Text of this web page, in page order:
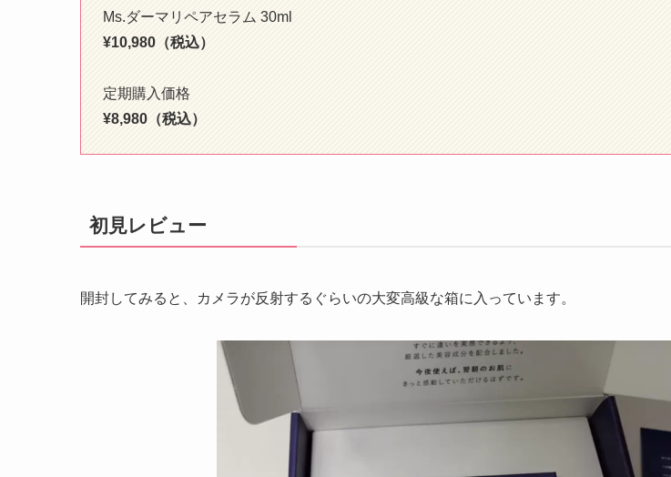
Ms.ダーマリペアセラム 30ml
¥10,980（税込）
定期購入価格
¥8,980（税込）
初見レビュー
開封してみると、カメラが反射するぐらいの大変高級な箱に入っています。